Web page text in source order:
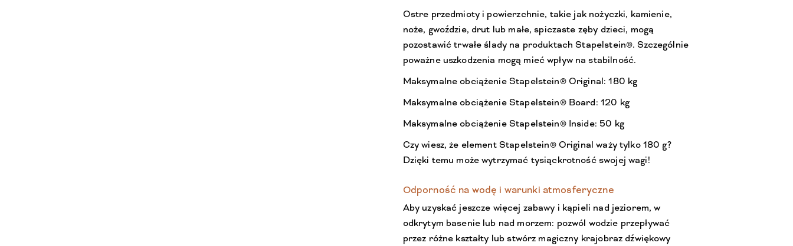
Ostre przedmioty i powierzchnie, takie jak nożyczki, kamienie,
noże, gwoździe, drut lub małe, spiczaste zęby dzieci, mogą
pozostawić trwałe ślady na produktach Stapelstein®. Szczególnie
poważne uszkodzenia mogą mieć wpływ na stabilność.
Maksymalne obciążenie Stapelstein® Original: 180 kg
Maksymalne obciążenie Stapelstein® Board: 120 kg
Maksymalne obciążenie Stapelstein® Inside: 50 kg
Czy wiesz, że element Stapelstein® Original waży tylko 180 g?
Dzięki temu może wytrzymać tysiąckrotność swojej wagi!
Odporność na wodę i warunki atmosferyczne
Aby uzyskać jeszcze więcej zabawy i kąpieli nad jeziorem, w
odkrytym basenie lub nad morzem: pozwól wodzie przepływać
przez różne kształty lub stwórz magiczny krajobraz dźwiękowy